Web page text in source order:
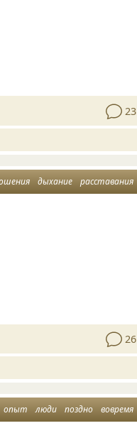
23
дыхание расставания
26
опыт люди поздно вовремя